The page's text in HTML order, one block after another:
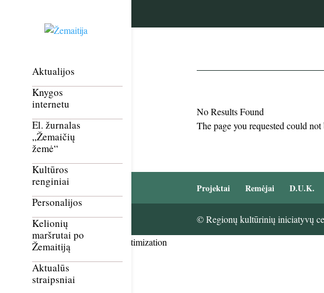
Aktualijos
Knygos
internetu
El. žurnalas
„Žemaičių
žemė“
Kultūros
renginiai
Personalijos
Kelionių
maršrutai po
Žemaitiją
Aktualūs
straipsniai
No Results Found
The page you requested could
Projektai Remėjai D.U.K.
© Regionų kultūrinių iniciatyvų
Smush Image Compression and Optimization